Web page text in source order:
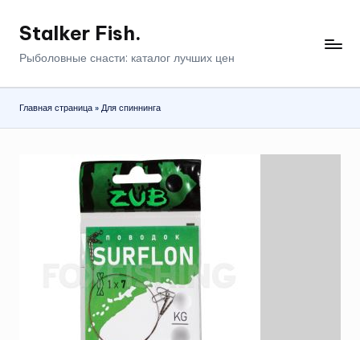
Перейти
Stalker Fish.
Рыболовные снасти: каталог лучших цен
Главная страница»Для спиннинга